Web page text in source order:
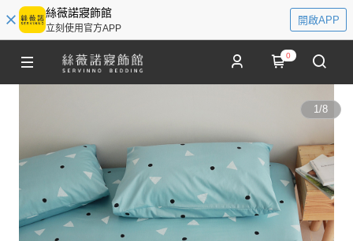
絲薇諾寢飾館
立刻使用官方APP
開啟APP
0
1/8